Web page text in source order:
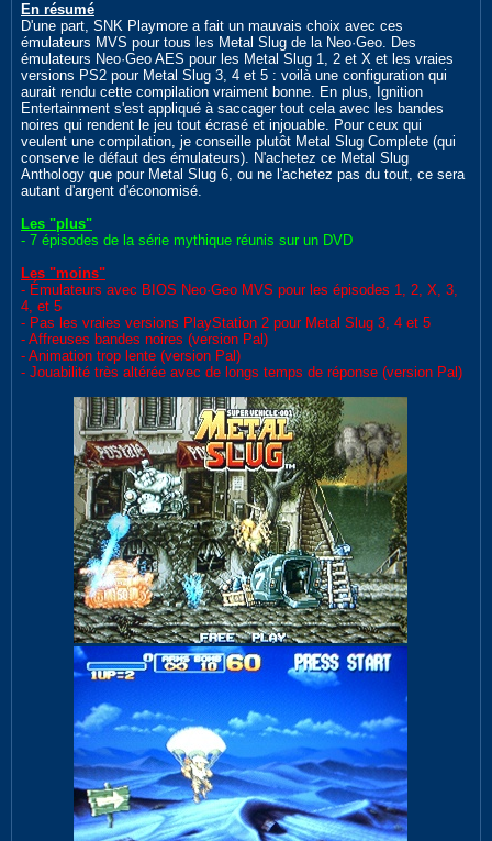
En résumé
D'une part, SNK Playmore a fait un mauvais choix avec ces
émulateurs MVS pour tous les Metal Slug de la Neo·Geo. Des
émulateurs Neo·Geo AES pour les Metal Slug 1, 2 et X et les vraies
versions PS2 pour Metal Slug 3, 4 et 5 : voilà une configuration qui
aurait rendu cette compilation vraiment bonne. En plus, Ignition
Entertainment s'est appliqué à saccager tout cela avec les bandes
noires qui rendent le jeu tout écrasé et injouable. Pour ceux qui
veulent une compilation, je conseille plutôt Metal Slug Complete (qui
conserve le défaut des émulateurs). N'achetez ce Metal Slug
Anthology que pour Metal Slug 6, ou ne l'achetez pas du tout, ce sera
autant d'argent d'économisé.
Les "plus"
- 7 épisodes de la série mythique réunis sur un DVD
Les "moins"
- Émulateurs avec BIOS Neo·Geo MVS pour les épisodes 1, 2, X, 3,
4, et 5
- Pas les vraies versions PlayStation 2 pour Metal Slug 3, 4 et 5
- Affreuses bandes noires (version Pal)
- Animation trop lente (version Pal)
- Jouabilité très altérée avec de longs temps de réponse (version Pal)